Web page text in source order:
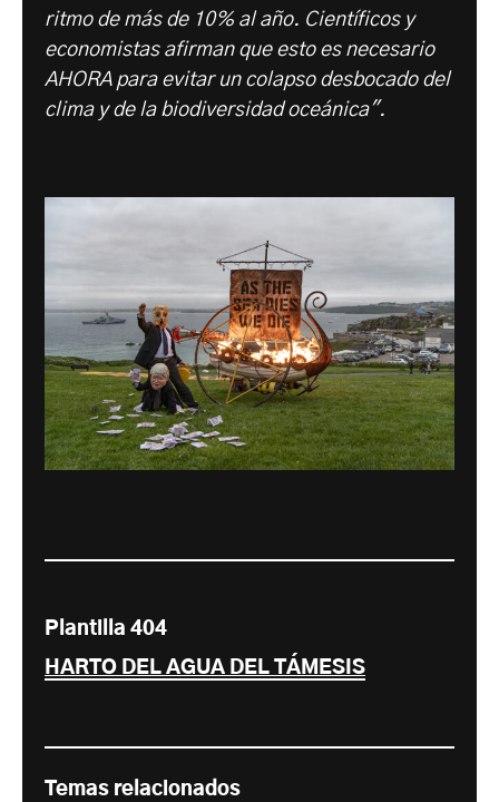
ritmo de más de 10% al año. Científicos y
economistas afirman que esto es necesario
AHORA para evitar un colapso desbocado del
clima y de la biodiversidad oceánica".
Plantilla 404
HARTO DEL AGUA DEL TÁMESIS
Temas relacionados